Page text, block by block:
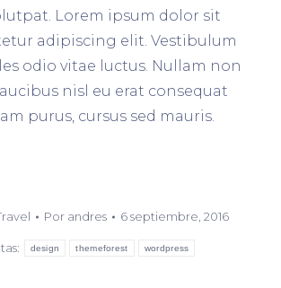
Lorem ipsum dolor sit
adipiscing elit. Vestibulum
odio vitae luctus. Nullam non
nisl eu erat consequat
purus, cursus sed mauris.
Por andres 6 septiembre, 2016
design themeforest wordpress